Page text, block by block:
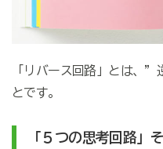
「リバース回路」とは、
とです。
「５つの思考回路